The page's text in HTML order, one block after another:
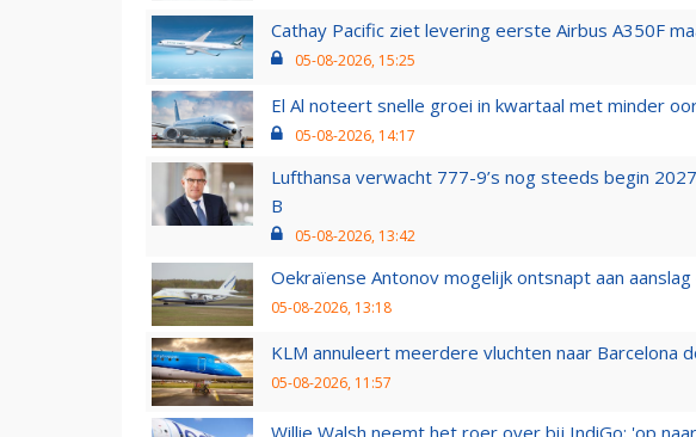
Cathay Pacific ziet levering eerste Airbus A350F
05-08-2026, 15:25
El Al noteert snelle groei in kwartaal met minder
05-08-2026, 14:17
Lufthansa verwacht 777-9’s nog steeds begin
B
05-08-2026, 13:42
Oekraïense Antonov mogelijk ontsnapt aan
05-08-2026, 13:18
KLM annuleert meerdere vluchten naar Barcelona
05-08-2026, 11:57
Willie Walsh neemt het roer over bij IndiGo: 'op